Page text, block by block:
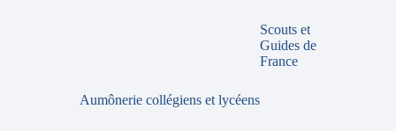
Scouts et
Guides de
France
Aumônerie collégiens et lycéens